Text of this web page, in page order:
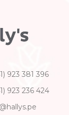
923 381 396
923 236 424